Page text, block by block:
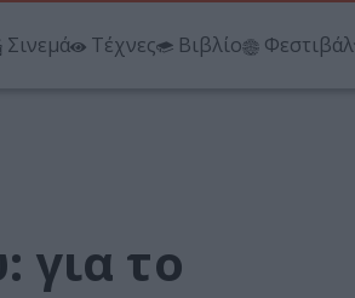
Σινεμά Τέχνες Βιβλίο Φεστιβάλ
για το